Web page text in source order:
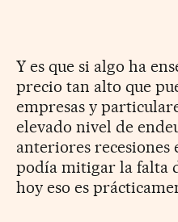
Y es que si algo ha
precio tan alto que
empresas y
elevado nivel de
anteriores recesiones
podía mitigar la falta
hoy eso es